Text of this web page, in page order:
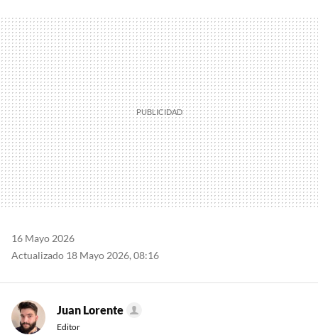
MAIL
16 Mayo 2026
Actualizado 18 Mayo 2026, 08:16
Juan Lorente
Editor